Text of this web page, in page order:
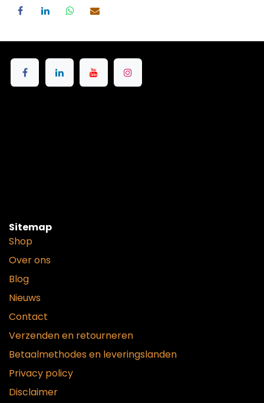
Sitemap
Shop
Over ons
Blog
Nieuws
Contact
Verzenden en retourneren
Betaalmethodes en leveringslanden
Privacy policy
Disclaimer